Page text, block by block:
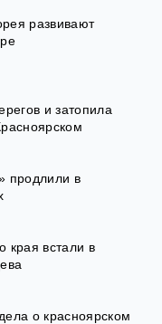
развивают
и затопила
продлили в
края встали в
о красноярском